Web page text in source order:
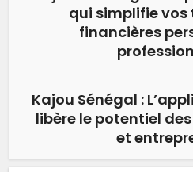
qui simplifie
financières
Kajou Sénégal :
libère le potentiel
et